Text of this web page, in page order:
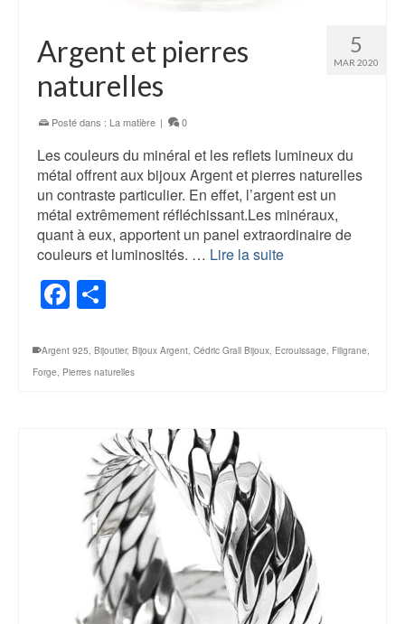
5
MAR 2020
Argent et pierres
naturelles
Posté dans : La matière | 0
Les couleurs du minéral et les reflets lumineux du
métal offrent aux bijoux Argent et pierres naturelles
un contraste particulier. En effet, l’argent est un
métal extrêmement réfléchissant.Les minéraux,
quant à eux, apportent un panel extraordinaire de
couleurs et luminosités. … Lire la suite
Facebook
Argent 925, Bijoutier, Bijoux Argent, Cédric Grall Bijoux, Ecrouissage, Filigrane,
Forge, Pierres naturelles